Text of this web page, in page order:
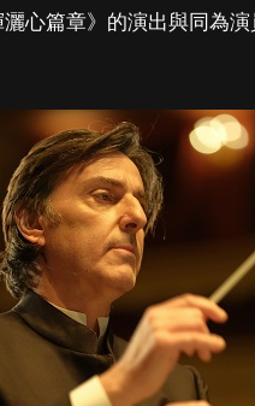
心篇章》的演出與同為